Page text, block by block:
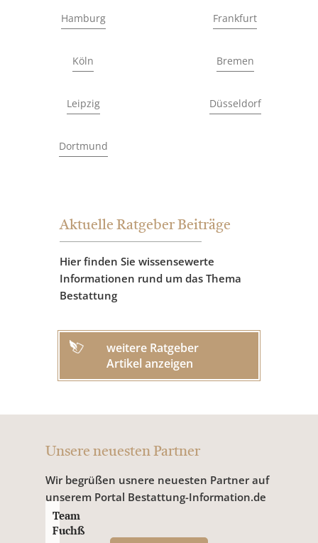
Hamburg Frankfurt
Köln Bremen
Leipzig Düsseldorf
Dortmund
Aktuelle Ratgeber Beiträge
Hier finden Sie wissensewerte
Informationen rund um das Thema
Bestattung
weitere Ratgeber
Artikel anzeigen
Unsere neuesten Partner
Wir begrüßen usnere neuesten Partner auf
unserem Portal Bestattung-Information.de
Team
Fuchß